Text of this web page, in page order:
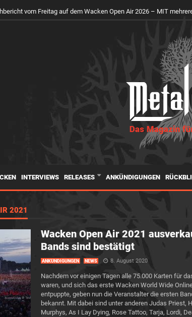
vom Freitag auf dem Wacken Open Air 2026 – MIT
INTERVIEWS RELEASES ANKÜNDIGUNGEN
2021
Wacken Open Air 2021
Bands sind bestätigt
ANKÜNDIGUNGEN NEWS 8. August 2020
Nachdem vor einigen Tagen alle 75.000 Karten für
waren, und sich das erste Wacken World Wide
entpuppte, geben nun die Veranstalter die ersten
bekannt. Mit dabei sind unter anderen Judas Priest,
Murphys, As I Lay Dying, Rose Tattoo, Tarja, Lordi,